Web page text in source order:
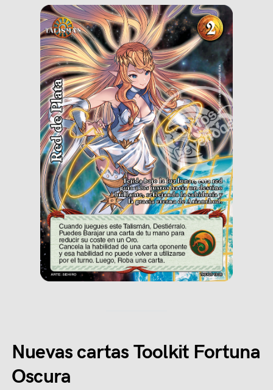
Nuevas cartas Toolkit Fortuna
Oscura